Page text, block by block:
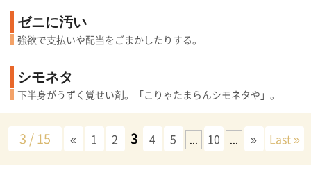
ゼニに汚い
強欲で支払いや配当をごまかしたりする。
シモネタ
下半身がうずく覚せい剤。「こりゃたまらんシモネタや」。
3 / 15 « 1 2 3 4 5 ... 10 ... » Last »